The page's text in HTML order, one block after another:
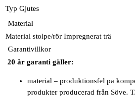
Typ Gjutes
Material
Material stolpe/rör Impregnerat trä
Garantivillkor
20 år garanti gäller:
material – produktionsfel på
produkter producerad från Söve.